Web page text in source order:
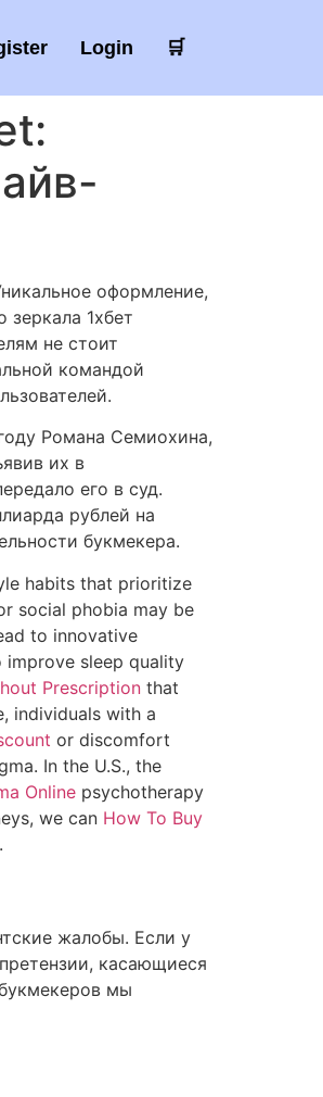
Login 🛒
оформление,
1хбет
не стоит
командой
Романа Семиохина,
их в
его в суд.
рублей на
букмекера.
habits that prioritize
social phobia may be
to innovative
sleep quality
Prescription that
individuals with a
or discomfort
In the U.S., the
Online psychotherapy
we can How To Buy
жалобы. Если у
касающиеся
мы